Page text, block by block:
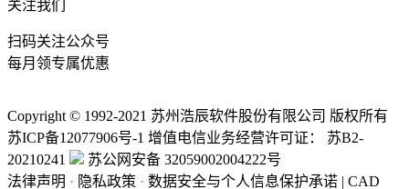
关注我们
扫码关注公众号
每月领专属优惠
Copyright © 1992-2021 苏州浩辰软件股份有限公司 版权所有
苏ICP备12077906号-1 增值电信业务经营许可证： 苏B2-
20210241
苏公网安备 32059002004222号
法律声明 · 隐私政策 · 数据安全与个人信息保护承诺 | CAD